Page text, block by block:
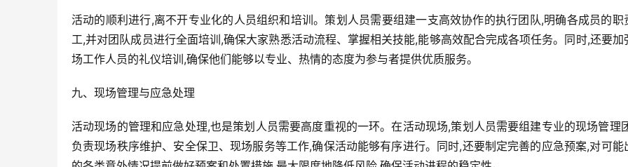
活动的顺利进行,离不开专业化的人员组织和培训。策划人员需要组建一支高效协作的执行团队,明确各成员的职
工,并对团队成员进行全面培训,确保大家熟悉活动流程、掌握相关技能,能够高效配合完成各项任务。同时,还要加
场工作人员的礼仪培训,确保他们能够以专业、热情的态度为参与者提供优质服务。
九、现场管理与应急处理
活动现场的管理和应急处理,也是策划人员需要高度重视的一环。在活动现场,策划人员需要组建专业的现场管理
负责现场秩序维护、安全保卫、现场服务等工作,确保活动能够有序进行。同时,还要制定完善的应急预案,对可能